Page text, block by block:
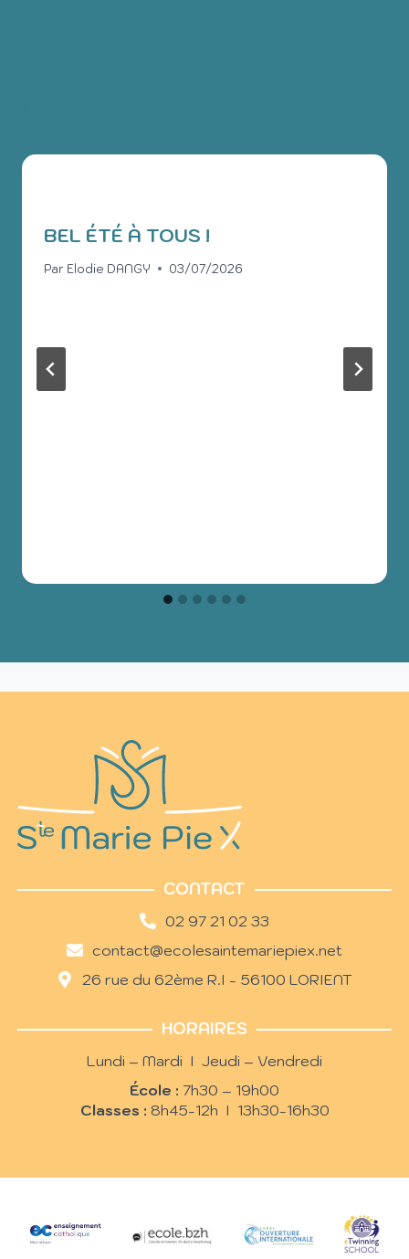
BEL ÉTÉ À TOUS !
Par Elodie DANGY 03/07/2026
CONTACT
02 97 21 02 33
contact@ecolesaintemariepiex.net
26 rue du 62ème R.I - 56100 LORIENT
HORAIRES
Lundi – Mardi I Jeudi – Vendredi
École : 7h30 – 19h00
Classes : 8h45-12h I 13h30-16h30